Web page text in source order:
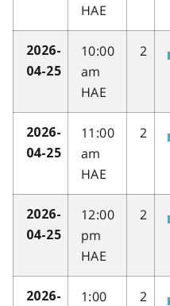
HAE
2026-
04-25
10:00
am
HAE
2
2026-
04-25
11:00
am
HAE
2
2026-
04-25
12:00
pm
HAE
2
2026-
1:00
2